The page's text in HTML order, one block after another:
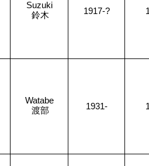
Suzuki
鈴木
1917-?
Watabe
渡部
1931-